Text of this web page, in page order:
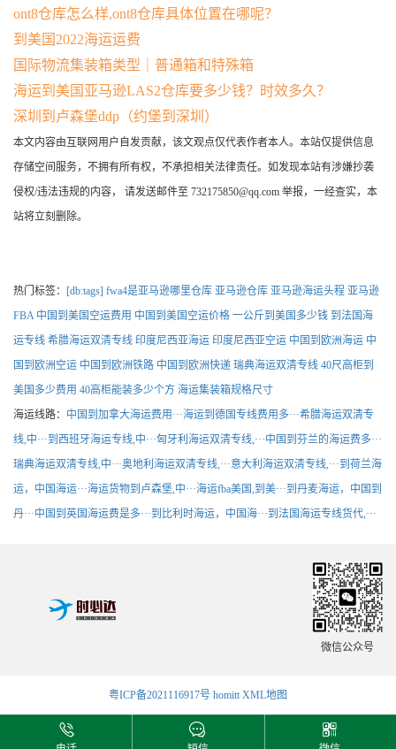
ont8仓库怎么样,ont8仓库具体位置在哪呢？
到美国2022海运运费
国际物流集装箱类型｜普通箱和特殊箱
海运到美国亚马逊LAS2仓库要多少钱？时效多久？
深圳到卢森堡ddp（约堡到深圳）
本文内容由互联网用户自发贡献，该文观点仅代表作者本人。本站仅提供信息
存储空间服务，不拥有所有权，不承担相关法律责任。如发现本站有涉嫌抄袭
侵权/违法违规的内容， 请发送邮件至 732175850@qq.com 举报，一经查实，本
站将立刻删除。
热门标签： [db:tags] fwa4是亚马逊哪里仓库 亚马逊仓库 亚马逊海运头程 亚马逊
FBA 中国到美国空运费用 中国到美国空运价格 一公斤到美国多少钱 到法国海
运专线 希腊海运双清专线 印度尼西亚海运 印度尼西亚空运 中国到欧洲海运 中
国到欧洲空运 中国到欧洲铁路 中国到欧洲快递 瑞典海运双清专线 40尺高柜到
美国多少费用 40高柜能装多少个方 海运集装箱规格尺寸
海运线路： 中国到加拿大海运费用···海运到德国专线费用多···希腊海运双清专
线,中···到西班牙海运专线,中···匈牙利海运双清专线,···中国到芬兰的海运费多···
瑞典海运双清专线,中···奥地利海运双清专线,···意大利海运双清专线,···到荷兰海
运，中国海运···海运货物到卢森堡,中···海运fba美国,到美···到丹麦海运，中国到
丹···中国到英国海运费是多···到比利时海运，中国海···到法国海运专线货代,···
微信公众号
粤ICP备2021116917号 homitt XML地图